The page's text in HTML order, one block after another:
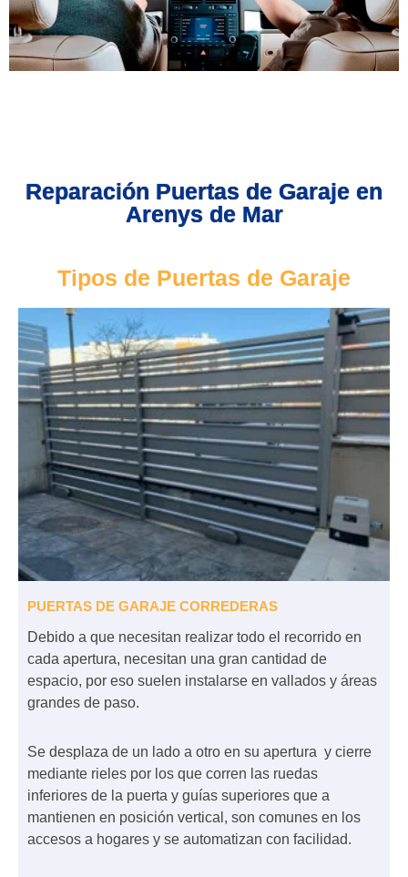
Reparación Puertas de Garaje en
Arenys de Mar
Tipos de Puertas de Garaje
PUERTAS DE GARAJE CORREDERAS
Debido a que necesitan realizar todo el recorrido en
cada apertura, necesitan una gran cantidad de
espacio, por eso suelen instalarse en vallados y áreas
grandes de paso.
Se desplaza de un lado a otro en su apertura y cierre
mediante rieles por los que corren las ruedas
inferiores de la puerta y guías superiores que a
mantienen en posición vertical, son comunes en los
accesos a hogares y se automatizan con facilidad.